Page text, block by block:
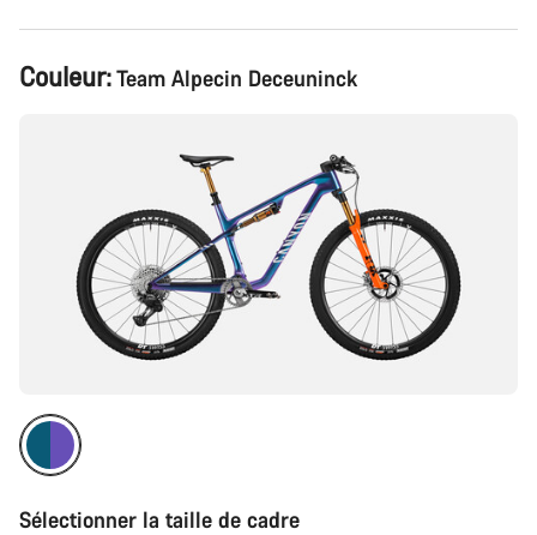
Configuration
du
Couleur:Team Alpecin Deceuninck
Sélectionner la taille de cadre